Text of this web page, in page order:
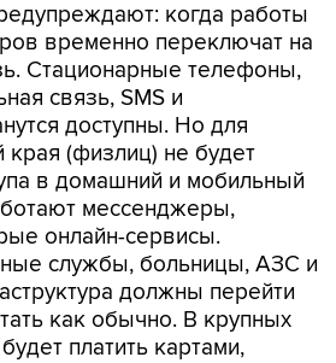
когда работы
временно переключат на
Стационарные телефоны,
связь, SMS и
доступны. Но для
(физлиц) не будет
в домашний и мобильный
мессенджеры,
онлайн-сервисы.
службы, больницы, АЗС и
должны перейти
как обычно. В крупных
платить картами,